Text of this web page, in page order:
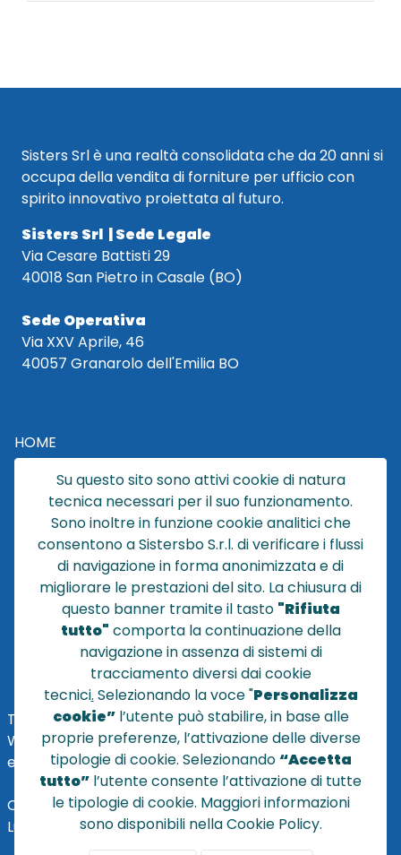
Sisters Srl è una realtà consolidata che da 20 anni si
occupa della vendita di forniture per ufficio con
spirito innovativo proiettata al futuro.
Sisters Srl | Sede Legale
Via Cesare Battisti 29
40018 San Pietro in Casale (BO)
Sede Operativa
Via XXV Aprile, 46
40057 Granarolo dell'Emilia BO
HOME
CATALOGO
CHI SIAMO
NEWS
CONTATTACI
CONDIZIONI DI VENDITA
POLICY PRIVACY
NOTE LEGALI
TEL
+39 051 320210
WHATSAPP:+39345 7201724
eMai
vendite@sistersbo.it
Orari Uffici:
Lun - Ven: 08:30 - 18:00
Su questo sito sono attivi cookie di natura
tecnica necessari per il suo funzionamento.
Sono inoltre in funzione cookie analitici che
consentono a Sistersbo S.r.l. di verificare i flussi
di navigazione in forma anonimizzata e di
migliorare le prestazioni del sito. La chiusura di
questo banner tramite il tasto "Rifiuta
tutto" comporta la continuazione della
navigazione in assenza di sistemi di
tracciamento diversi dai cookie
tecnici. Selezionando la voce "Personalizza
cookie”l’utente può stabilire, in base alle
proprie preferenze, l’attivazione delle diverse
tipologie di cookie. Selezionando “Accetta
tutto” l’utente consente l’attivazione di tutte
le tipologie di cookie. Maggiori informazioni
sono disponibili nella Cookie Policy.